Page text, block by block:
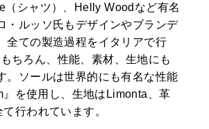
（シャツ）、Helly Woodなど有名
・ルッソ氏もデザインやブランデ
全ての製造過程をイタリアで行
ちろん、性能、素材、生地にも
。ソールは世界的にも有名な性能
を使用し、生地はLimonta、革
行われています。